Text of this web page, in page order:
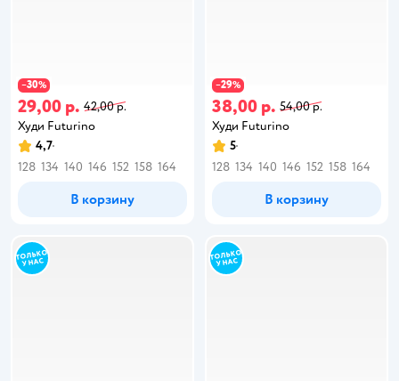
−30%
29,00 р. 42,00 р.
Худи Futurino
4,7
128 134 140 146 152 158 164
В корзину
−29%
38,00 р. 54,00 р.
Худи Futurino
5
128 134 140 146 152 158 164
В корзину